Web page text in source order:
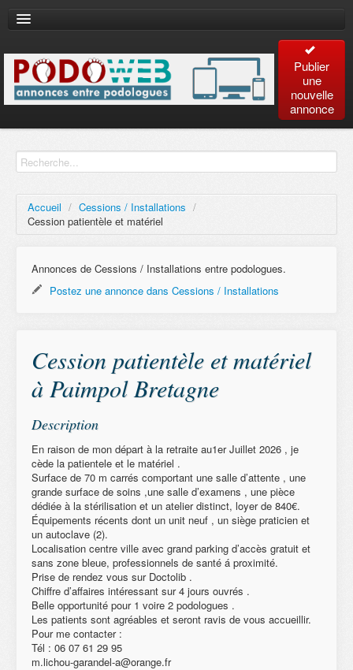
Publier
une
nouvelle
annonce
Accueil / Cessions / Installations /
Cession patientèle et matériel
Annonces de Cessions / Installations entre podologues.
Postez une annonce dans Cessions / Installations
Cession patientèle et matériel
à Paimpol Bretagne
Description
En raison de mon départ à la retraite au1er Juillet 2026 , je
cède la patientele et le matériel .
Surface de 70 m carrés comportant une salle d’attente , une
grande surface de soins ,une salle d’examens , une pièce
dédiée à la stérilisation et un atelier distinct, loyer de 840€.
Équipements récents dont un unit neuf , un siège praticien et
un autoclave (2).
Localisation centre ville avec grand parking d’accès gratuit et
sans zone bleue, professionnels de santé á proximité.
Prise de rendez vous sur Doctolib .
Chiffre d’affaires intéressant sur 4 jours ouvrés .
Belle opportunité pour 1 voire 2 podologues .
Les patients sont agréables et seront ravis de vous accueillir.
Pour me contacter :
Tél : 06 07 61 29 95
m.lichou-garandel-a@orange.fr